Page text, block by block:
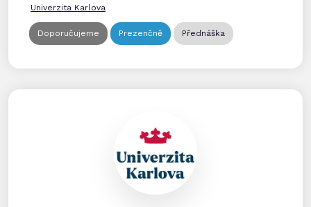
Univerzita Karlova
Doporučujeme Prezenčně Přednáška